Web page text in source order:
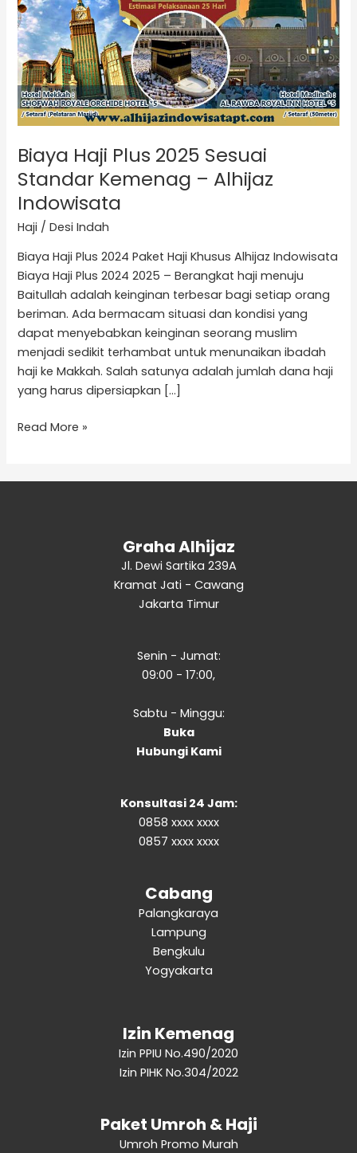
Biaya Haji Plus 2025 Sesuai
Standar Kemenag – Alhijaz
Indowisata
Haji /Desi Indah
Biaya Haji Plus 2024 Paket Haji Khusus Alhijaz Indowisata
Biaya Haji Plus 2024 2025 – Berangkat haji menuju
Baitullah adalah keinginan terbesar bagi setiap orang
beriman. Ada bermacam situasi dan kondisi yang
dapat menyebabkan keinginan seorang muslim
menjadi sedikit terhambat untuk menunaikan ibadah
haji ke Makkah. Salah satunya adalah jumlah dana haji
yang harus dipersiapkan […]
Read More »
Graha Alhijaz
Jl. Dewi Sartika 239A
Kramat Jati - Cawang
Jakarta Timur
Senin - Jumat:
09:00 - 17:00,
Sabtu - Minggu:
Buka
Hubungi Kami
Konsultasi 24 Jam:
0858 xxxx xxxx
0857 xxxx xxxx
Cabang
Palangkaraya
Lampung
Bengkulu
Yogyakarta
Izin Kemenag
Izin PPIU No.490/2020
Izin PIHK No.304/2022
Paket Umroh & Haji
Umroh Promo Murah